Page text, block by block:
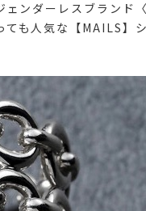
ンダーレスブランド
も人気な【MAILS】シ